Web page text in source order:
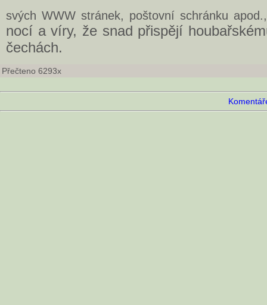
svých WWW stránek, poštovní schránku
nocí a víry, že snad přispějí
čechách.
Přečteno 6293x